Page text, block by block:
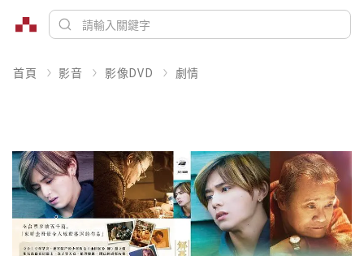
首頁 影音 影像DVD 劇情